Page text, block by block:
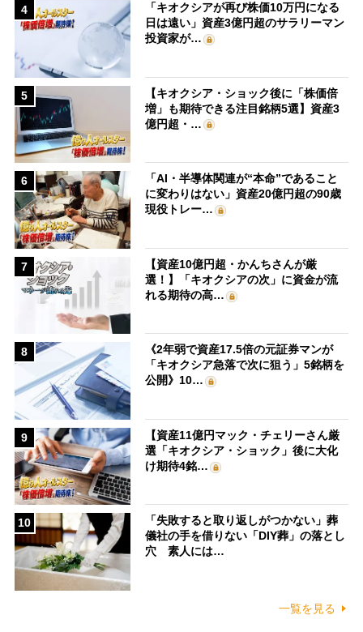
4
「キオクシアが再び株価10万円になる
日は遠い」資産3億円超のサラリーマン
投資家が…
5
【キオクシア・ショック後に「株価倍
増」も期待できる注目銘柄5選】資産3
億円超・…
6
「AI・半導体関連が“本命”であること
に変わりはない」資産20億円超の90歳
現役トレー…
7
【資産10億円超・かんちさんが厳
選！】「キオクシアの次」に資金が流
れる期待の高…
8
《2年弱で資産17.5倍の元証券マンが
「キオクシア急落で次に狙う」5銘柄を
公開》10…
9
【資産11億円マック・チェリーさん厳
選「キオクシア・ショック」後に大化
け期待4銘…
10
「失敗すると取り返しがつかない」葬
儀社の手を借りない「DIY葬」の落とし
穴 素人には…
一覧を見る